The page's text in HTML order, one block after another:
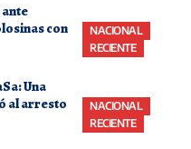
NACIONAL
RECIENTE
con
NACIONAL
RECIENTE
Una
al arresto